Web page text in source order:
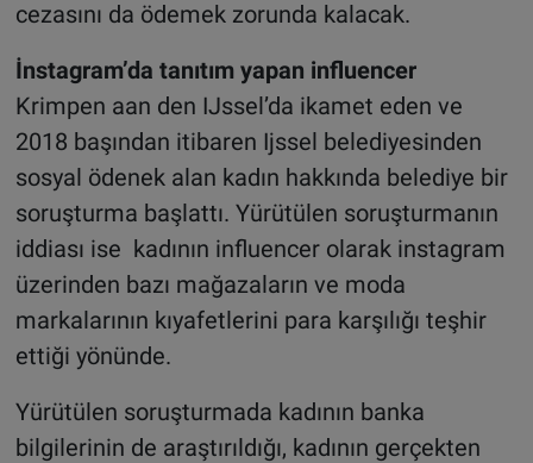
cezasını da ödemek zorunda kalacak.
İnstagram’da tanıtım yapan influencer
Krimpen aan den IJssel’da ikamet eden ve
2018 başından itibaren Ijssel belediyesinden
sosyal ödenek alan kadın hakkında belediye bir
soruşturma başlattı. Yürütülen soruşturmanın
iddiası ise kadının influencer olarak instagram
üzerinden bazı mağazaların ve moda
markalarının kıyafetlerini para karşılığı teşhir
ettiği yönünde.
Yürütülen soruşturmada kadının banka
bilgilerinin de araştırıldığı, kadının gerçekten